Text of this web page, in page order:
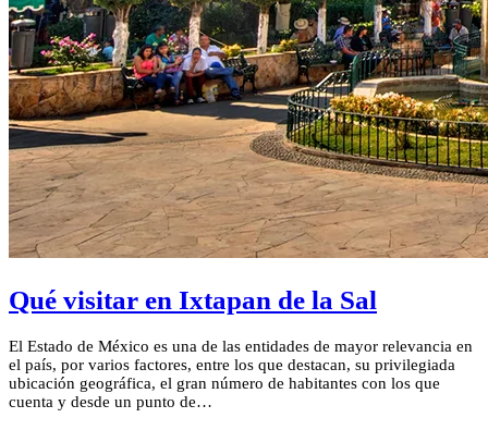
Qué visitar en Ixtapan de la Sal
El Estado de México es una de las entidades de mayor relevancia en
el país, por varios factores, entre los que destacan, su privilegiada
ubicación geográfica, el gran número de habitantes con los que
cuenta y desde un punto de…